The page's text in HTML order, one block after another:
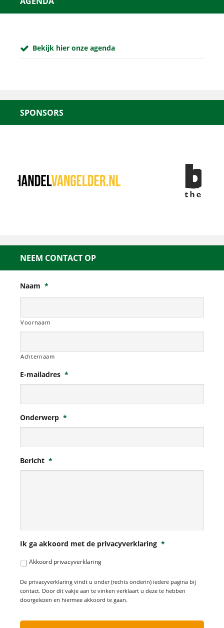
Bekijk hier onze agenda
SPONSORS
NEEM CONTACT OP
Naam *
Voornaam
Achternaam
E-mailadres *
Onderwerp *
Bericht *
Ik ga akkoord met de privacyverklaring *
Akkoord privacyverklaring
De privacyverklaring vindt u onder (rechts onderin) iedere pagina bij
contact. Door dit vakje aan te vinken verklaart u deze te hebben
doorgelezen en hiermee akkoord te gaan.